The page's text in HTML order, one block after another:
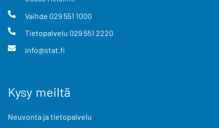
Vaihde 029 551 1000
Tietopalvelu 029 551 2220
info@stat.fi
Kysy meiltä
Neuvonta ja tietopalvelu